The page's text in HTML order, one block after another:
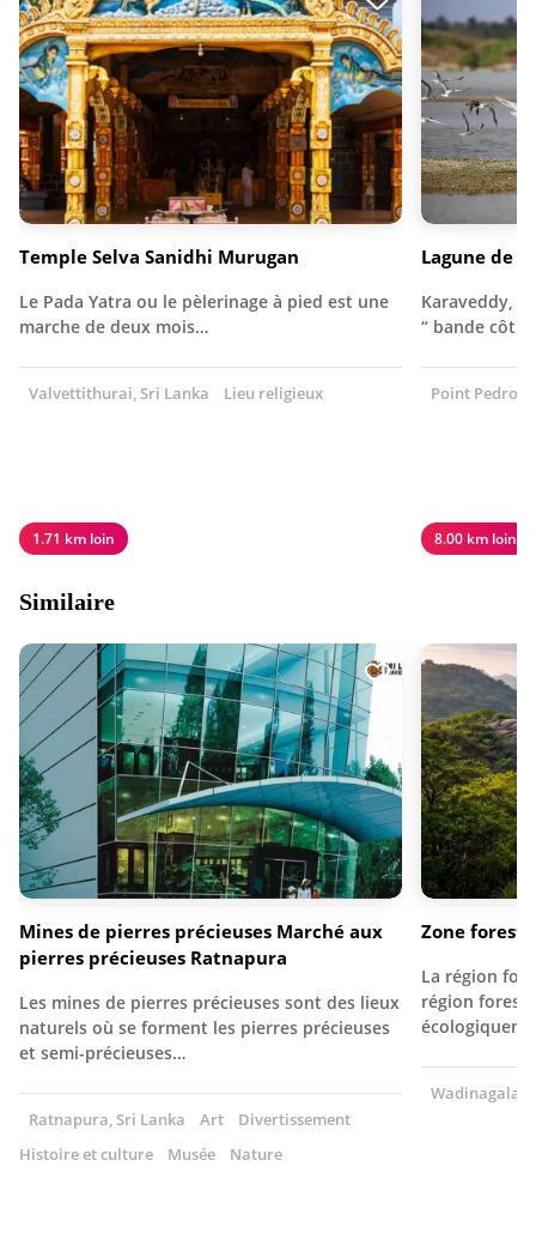
Temple Selva Sanidhi Murugan
Le Pada Yatra ou le pèlerinage à pied est une
marche de deux mois…
Valvettithurai, Sri Lanka Lieu religieux
1.71 km loin
Lagune de
Karaveddy,
“ bande
Point Pedro,
8.00 km loin
Similaire
Mines de pierres précieuses Marché aux
pierres précieuses Ratnapura
Les mines de pierres précieuses sont des lieux
naturels où se forment les pierres précieuses
et semi-précieuses…
Ratnapura, Sri Lanka Art
Divertissement
Histoire et culture
Musée Nature
Zone
La région
région
Wadinagala,